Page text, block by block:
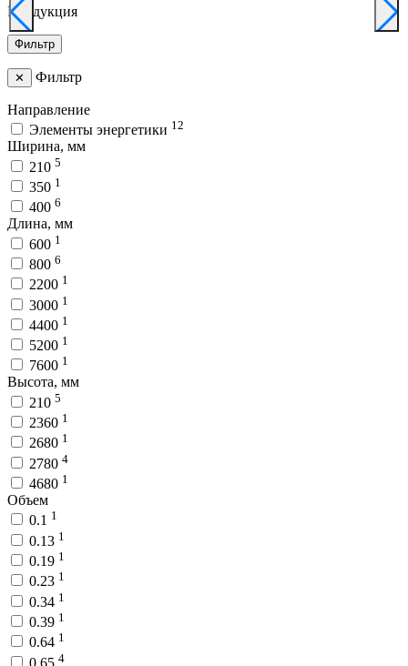
Продукция
Фильтр
✕ Фильтр
Направление
Элементы энергетики 12
Ширина, мм
210 5
350 1
400 6
Длина, мм
600 1
800 6
2200 1
3000 1
4400 1
5200 1
7600 1
Высота, мм
210 5
2360 1
2680 1
2780 4
4680 1
Объем
0.1 1
0.13 1
0.19 1
0.23 1
0.34 1
0.39 1
0.64 1
0.65 4